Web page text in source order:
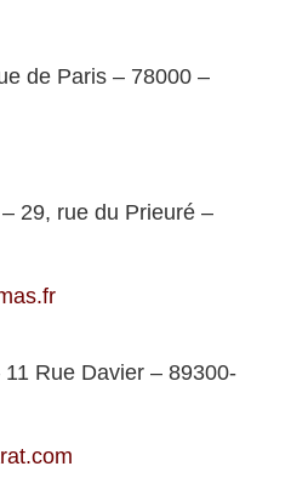
de Paris – 78000 –
29, rue du Prieuré –
Rue Davier – 89300-